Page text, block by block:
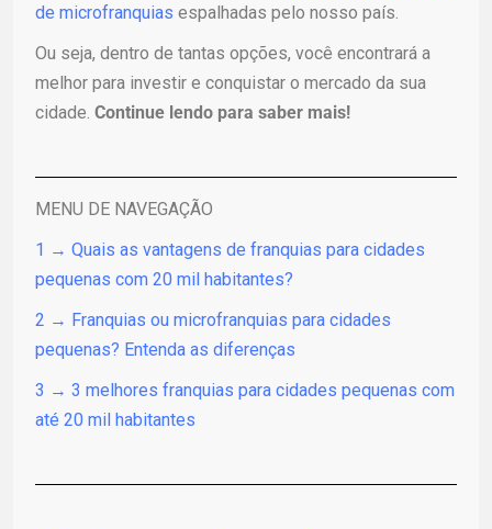
de microfranquias espalhadas pelo nosso país.
Ou seja, dentro de tantas opções, você encontrará a
melhor para investir e conquistar o mercado da sua
cidade. Continue lendo para saber mais!
MENU DE NAVEGAÇÃO
1 → Quais as vantagens de franquias para cidades
pequenas com 20 mil habitantes?
2 → Franquias ou microfranquias para cidades
pequenas? Entenda as diferenças
3 → 3 melhores franquias para cidades pequenas com
até 20 mil habitantes